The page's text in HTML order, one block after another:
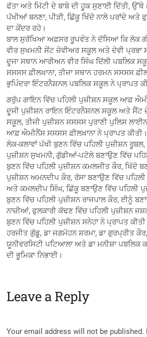
ਫੱਤਾ ਅਤੇ ਮਿੱਟੀ ਦੇ ਬਾਬੇ ਦੀ ਹੂਕ ਸੁਣਾਈ ਦਿੱਤੀ, ਉੱਥੇ
ਪੱਖੀਆਂ ਬਨਣਾ, ਪੀੜੀ, ਛਿੱਕੂ ਖਿੱਦੋ ਨਾਲੇ ਪਰਾਂਦੇ ਅਤੇ
ਦਾ ਕੇਂਦਰ ਰਹੇ।
ਬਾਲ ਸੁਰੱਖਿਆ ਅਫ਼ਸਰ ਰੂਪਵੰਤ ਨੇ ਦੱਸਿਆ ਕਿ ਲੋਕ
ਵੀਰ ਸੁਖਮਨੀ ਸੇਂਟ ਜ਼ੇਵੀਅਰ ਸਕੂਲ ਅਤੇ ਦੇਵੀ ਪ੍ਰਭਾ
ਦੂਜਾ ਸਥਾਨ ਆਰੀਅਨ ਵੀਰ ਸਿੰਘ ਦਿੱਲੀ ਪਬਲਿਕ
ਸਸਸਸ ਫ਼ੀਲਖ਼ਾਨਾ, ਤੀਜਾ ਸਥਾਨ ਹਰਮਨ ਸਸਸਸ
ਭੁਪਿੰਦਰਾ ਇੰਟਰਨੈਸ਼ਨਲ ਪਬਲਿਕ ਸਕੂਲ ਨੇ ਪ੍ਰਾਪਤ
ਗਰੁੱਪ ਗਾਇਨ ਵਿੱਚ ਪਹਿਲੀ ਪੁਜ਼ੀਸ਼ਨ ਸਕੂਲ ਆਫ਼
ਦੂਜੀ ਪੁਜ਼ੀਸ਼ਨ ਰਾਇਨ ਇੰਟਰਨੈਸ਼ਨਲ ਸਕੂਲ ਅਤੇ ਸੈਂਟ
ਸਕੂਲ, ਤੀਜੀ ਪੁਜ਼ੀਸ਼ਨ ਸਸਸਸ ਪੁਰਾਣੀ ਪੁਲਿਸ
ਆਫ਼ ਐਮੀਨੈਂਸ ਸਸਸਸ ਫ਼ੀਲਖ਼ਾਨਾ ਨੇ ਪ੍ਰਾਪਤ ਕੀਤੀ।
ਲੋਕ-ਕਲਾਵਾਂ ਪੱਖੀ ਬੁਣਨ ਵਿੱਚ ਪਹਿਲੀ ਪੁਜ਼ੀਸ਼ਨ ਰੂਬਲ,
ਪੁਜ਼ੀਸ਼ਨ ਸੁਖਮਨੀ, ਗੁੱਡੀਆਂ-ਪਟੋਲੇ ਬਣਾਉਣ ਵਿੱਚ
ਬੁਣਨ ਵਿੱਚ ਪਹਿਲੀ ਪੁਜ਼ੀਸ਼ਨ ਕਮਲਜੀਤ ਕੌਰ, ਖਿੱਦੋ
ਪੁਜ਼ੀਸ਼ਨ ਅਮਨਦੀਪ ਕੌਰ, ਰੱਸਾ ਬਣਾਉਣ ਵਿੱਚ
ਅਤੇ ਕਮਲਦੀਪ ਸਿੰਘ, ਛਿੱਕੂ ਬਣਾਉਣ ਵਿੱਚ ਪਹਿਲੀ
ਬੁਣਨ ਵਿੱਚ ਪਹਿਲੀ ਪੁਜ਼ੀਸ਼ਨ ਰਾਜਪਾਲ ਕੌਰ, ਈਨੂੰ
ਨਾਜ਼ੀਆਂ, ਫੁਲਕਾਰੀ ਕੱਢਣ ਵਿੱਚ ਪਹਿਲੀ ਪੁਜ਼ੀਸ਼ਨ
ਬੁਣਨ ਵਿੱਚ ਪਹਿਲੀ ਪੁਜ਼ੀਸ਼ਨ ਸਨੇਹਾ ਨੇ ਪ੍ਰਾਪਤ
ਹਰਜੀਤ ਗੁੱਡੂ, ਡਾ ਜਗਮੋਹਨ ਸ਼ਰਮਾ, ਡਾ ਗੁਰਪ੍ਰੀਤ
ਯੂਨੀਵਰਸਿਟੀ ਪਟਿਆਲਾ ਅਤੇ ਡਾ ਮਨੀਸ਼ਾ ਪਬਲਿਕ
ਦੀ ਭੂਮਿਕਾ ਨਿਭਾਈ।
Leave a Reply
Your email address will not be published.